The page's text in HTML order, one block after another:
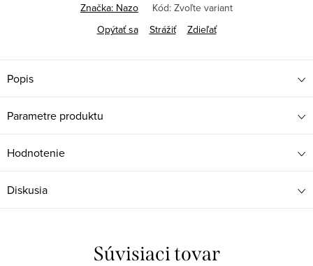
Značka: Nazo Kód: Zvoľte variant
Opýtať sa
Strážiť Zdieľať
Popis
Parametre produktu
Hodnotenie
Diskusia
Súvisiaci tovar